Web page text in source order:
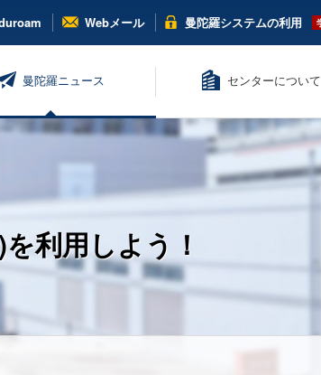
利用しよう！
曼陀羅ニュース センターについて
Webメール 曼陀羅システムの利用